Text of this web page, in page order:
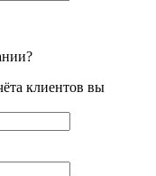
клиентов вы